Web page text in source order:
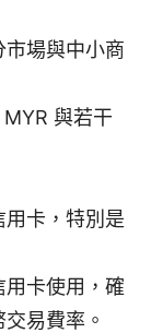
場與中小商
與若干
卡，特別是
卡使用，確
易費率。